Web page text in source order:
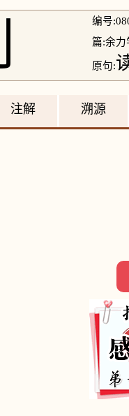
编号
篇:余力
原句:
注解 溯源